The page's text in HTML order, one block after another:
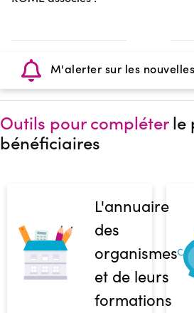
M'alerter sur les
Outils pour compléterle
bénéficiaires
L'annuaire
des
organismes
et de leurs
formations